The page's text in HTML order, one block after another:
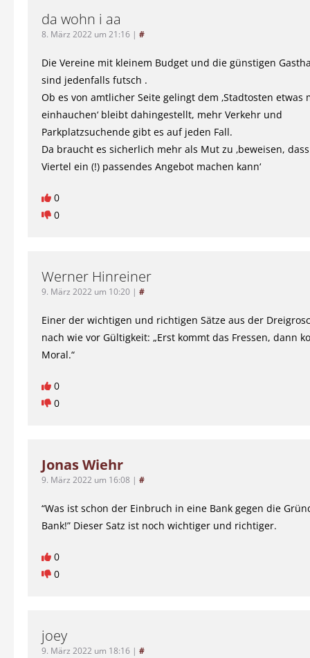
da wohn i aa
8. März 2022 um 21:16 | #
Die Vereine mit kleinem Budget und die günstigen
sind jedenfalls futsch .
Ob es von amtlicher Seite gelingt dem ‚Stadtosten etwas
einhauchen‘ bleibt dahingestellt, mehr Verkehr und
Parkplatzsuchende gibt es auf jeden Fall.
Da braucht es sicherlich mehr als Mut zu ‚beweisen,
Viertel ein (!) passendes Angebot machen kann‘
0
0
Werner Hinreiner
9. März 2022 um 10:20 | #
Einer der wichtigen und richtigen Sätze aus der
nach wie vor Gültigkeit: „Erst kommt das Fressen, dann
Moral.“
0
0
Jonas Wiehr
9. März 2022 um 16:08 | #
“Was ist schon der Einbruch in eine Bank gegen die
Bank!” Dieser Satz ist noch wichtiger und richtiger.
0
0
joey
9. März 2022 um 18:16 | #